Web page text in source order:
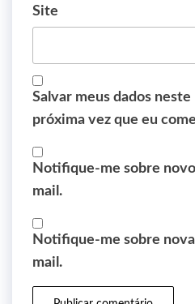
Site
Salvar meus dados
próxima vez que eu
Notifique-me sobre
mail.
Notifique-me sobre
mail.